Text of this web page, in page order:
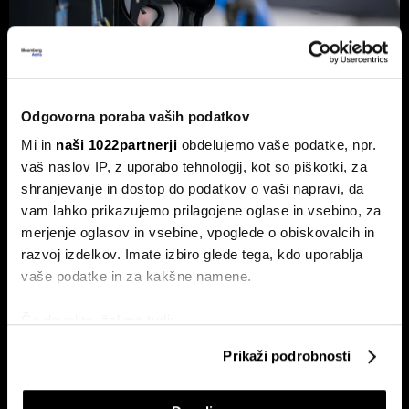
Odgovorna poraba vaših podatkov
Mi in naši 1022partnerji obdelujemo vaše podatke, npr.
vaš naslov IP, z uporabo tehnologij, kot so piškotki, za
shranjevanje in dostop do podatkov o vaši napravi, da
vam lahko prikazujemo prilagojene oglase in vsebino, za
merjenje oglasov in vsebine, vpoglede o obiskovalcih in
razvoj izdelkov. Imate izbiro glede tega, kdo uporablja
vaše podatke in za kakšne namene.
Identificirati napravo z aktivnim preverjanjem
Prikaži podrobnosti
Od kod prihaja dizel v Slovenijo in ali
bo cena še naprej rasla
Od začetka leta se je sod surove nafte brent podražil za
več kot 30 odstotkov. A potrošniki na bencinskih črpalkah
ne kupujejo surove nafte, temveč njihove derivate.